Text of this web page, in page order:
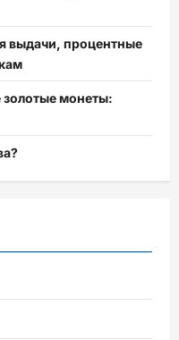
выдачи, процентные
золотые монеты: